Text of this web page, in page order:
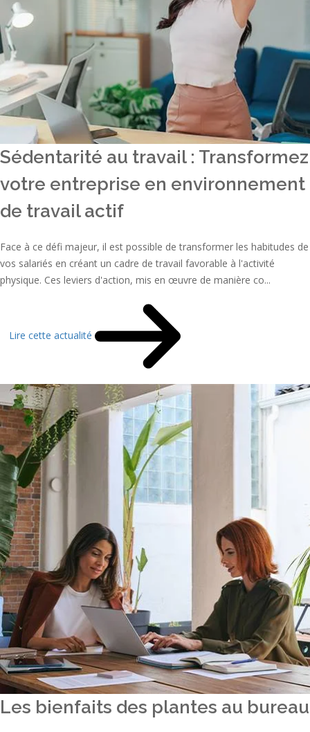
Sédentarité au travail : Transformez
votre entreprise en environnement
de travail actif
Face à ce défi majeur, il est possible de transformer les habitudes de
vos salariés en créant un cadre de travail favorable à l'activité
physique. Ces leviers d'action, mis en œuvre de manière co...
Lire cette actualité
Les bienfaits des plantes au bureau